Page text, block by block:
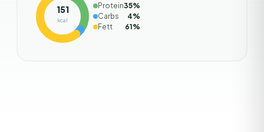
151
kcal
Protein35%
Carbs
4%
Fett
61%